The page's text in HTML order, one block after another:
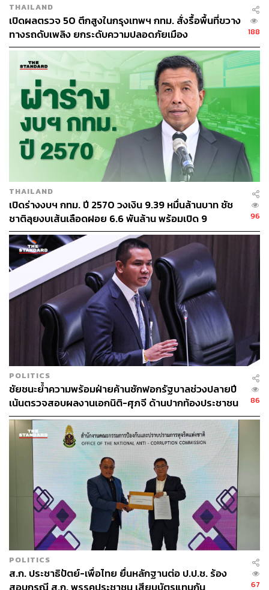
THAILAND
เปิดผลตรวจ 50 ตึกสูงในกรุงเทพฯ กทม. สั่งรื้อพื้นที่ขวาง
ทางรถดับเพลิง ยกระดับความปลอดภัยเมือง
188
THAILAND
เปิดร่างงบฯ กทม. ปี 2570 วงเงิน 9.39 หมื่นล้านบาท ชัช
ชาติลุยงบเส้นเลือดฝอย 6.6 พันล้าน พร้อมเปิด 9
ยุทธศาสตร์พัฒนาเมือง
96
POLITICS
ชัยชนะย้ำความพร้อมฝ่ายค้านซักฟอกรัฐบาลช่วงปลายปี
เน้นตรวจสอบผลงานเอกนิติ-ศุภจี ด้านปากท้องประชาชน
86
POLITICS
ส.ก. ประชาธิปัตย์-เพื่อไทย ยื่นหลักฐานต่อ ป.ป.ช. ร้อง
67